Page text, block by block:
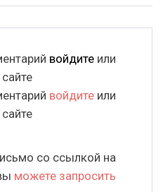
войдите или
войдите или
со ссылкой на
можете запросить